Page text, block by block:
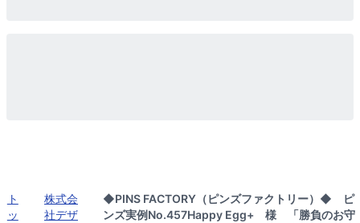
ト
ッ
株式会
社デザ
◆PINS FACTORY（ピンズファクトリー）◆ ピ
ンズ実例No.457Happy Egg+ 様 「勝負のお守